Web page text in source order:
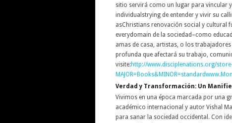
sitio servirá como un lugar para vincular
individualstrying de entender y vivir su
asChristians renovación social y cultural
everydomain de la sociedad–como
amas de casa, artistas, o los
profunda que afectará su trabajo,
visite:http://www.disciplenations.org/
MAJOR=Books&MINOR=standard
Verdad y Transformación: Un
Vivimos en una época marcada por una
académico internacional y autor Vishal
para sanar la sociedad occidental. Con